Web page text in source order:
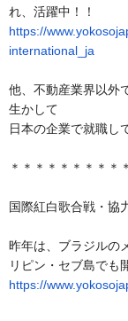
れ、 活躍中！！
https://
international_ja
他、 不動産業界以外
生かして
日本の企業で就職し
＊＊＊＊＊＊＊＊＊
国際紅白歌合戦・協
昨年は、ブラジルの
リピン・セブ島でも
https://